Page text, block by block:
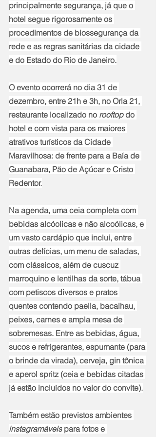
principalmente segurança, já que o
hotel segue rigorosamente os
procedimentos de biossegurança da
rede e as regras sanitárias da cidade
e do Estado do Rio de Janeiro.
O evento ocorrerá no dia 31 de
dezembro, entre 21h e 3h, no Orla 21,
restaurante localizado no rooftop do
hotel e com vista para os maiores
atrativos turísticos da Cidade
Maravilhosa: de frente para a Baía de
Guanabara, Pão de Açúcar e Cristo
Redentor.
Na agenda, uma ceia completa com
bebidas alcóolicas e não alcoólicas, e
um vasto cardápio que inclui, entre
outras delícias, um menu de saladas,
com clássicos, além de cuscuz
marroquino e lentilhas da sorte, tábua
com petiscos diversos e pratos
quentes contendo paella, bacalhau,
peixes, carnes e ampla mesa de
sobremesas. Entre as bebidas, água,
sucos e refrigerantes, espumante (para
o brinde da virada), cerveja, gin tônica
e aperol spritz (ceia e bebidas citadas
já estão incluídos no valor do convite).
Também estão previstos ambientes
instagramáveis para fotos e